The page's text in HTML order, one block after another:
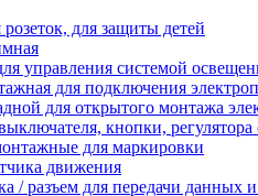
для защиты детей
управления системой
для подключения
для открытого монтажа
кнопки,
для маркировки
движения
/ разъем для передачи данных